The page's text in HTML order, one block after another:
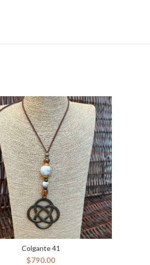
SELECCIONAR OPCIONES
Colgante 41
$790.00